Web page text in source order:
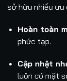
sở hữu nhiều ưu
Hoàn toàn
phức tạp.
Cập nhật
luôn có mặt